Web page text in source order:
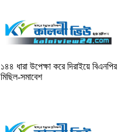
১৪৪ ধারা উপেক্ষা করে দিরাইয়ে বিএনপির
মিছিল-সমাবেশ